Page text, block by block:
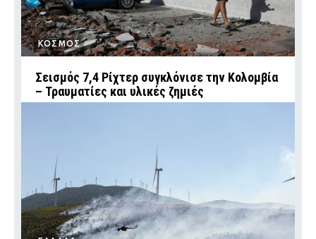
ΚΟΣΜΟΣ
Σεισμός 7,4 Ρίχτερ συγκλόνισε την Κολομβία
– Τραυματίες και υλικές ζημιές